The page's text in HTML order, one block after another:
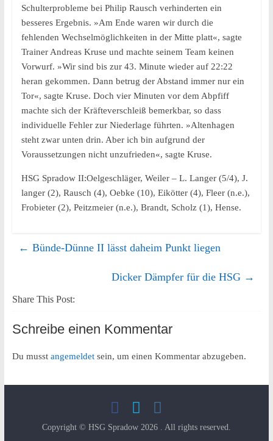
Schulterprobleme bei Philip Rausch verhinderten ein
besseres Ergebnis. »Am Ende waren wir durch die
fehlenden Wechselmöglichkeiten in der Mitte platt«, sagte
Trainer Andreas Kruse und machte seinem Team keinen
Vorwurf. »Wir sind bis zur 43. Minute wieder auf 22:22
heran gekommen. Dann betrug der Abstand immer nur ein
Tor«, sagte Kruse. Doch vier Minuten vor dem Abpfiff
machte sich der Kräfteverschleiß bemerkbar, so dass
individuelle Fehler zur Niederlage führten. »Altenhagen
steht zwar unten drin. Aber ich bin aufgrund der
Voraussetzungen nicht unzufrieden«, sagte Kruse.
HSG Spradow II:Oelgeschläger, Weiler – L. Langer (5/4), J.
langer (2), Rausch (4), Oebke (10), Eikötter (4), Fleer (n.e.),
Frobieter (2), Peitzmeier (n.e.), Brandt, Scholz (1), Hense.
← Bünde-Dünne II lässt daheim Punkt liegen
Dicker Dämpfer für die HSG →
Share This Post:
Schreibe einen Kommentar
Du musst angemeldetsein, um einen Kommentar abzugeben.
Copyright © HSG Spradow 2026 . All rights reserved.